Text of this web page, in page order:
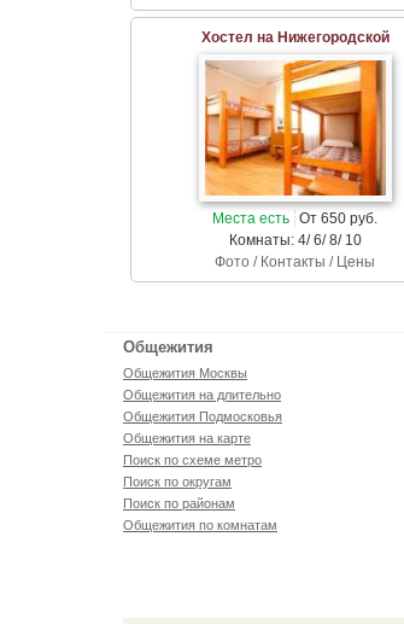
Хостел на Нижегородской
Места есть От 650 руб.
Комнаты: 4/ 6/ 8/ 10
Фото / Контакты / Цены
Общежития
Общежития Москвы
Общежития на длительно
Общежития Подмосковья
Общежития на карте
Поиск по схеме метро
Поиск по округам
Поиск по районам
Общежития по комнатам